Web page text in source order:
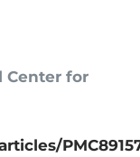
Center for